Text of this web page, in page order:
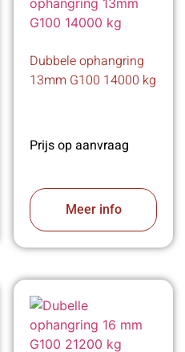
Dubbele ophangring
13mm G100 14000 kg
Prijs op aanvraag
Meer info